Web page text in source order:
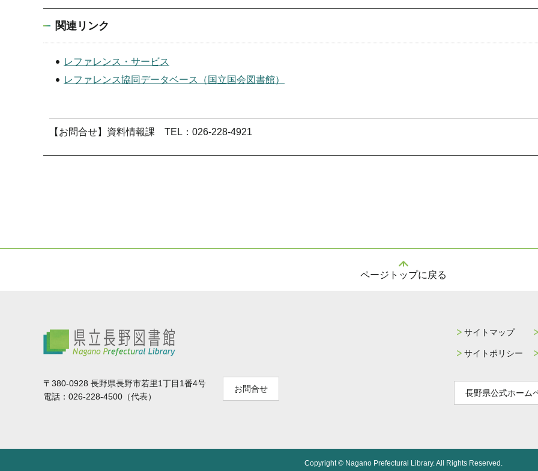
関連リンク
レファレンス・サービス
レファレンス協同データベース（国立国会図書館）
【お問合せ】資料情報課 TEL：026-228-4921
ページトップに戻る
県立長野図書館
〒380-0928 長野県長野市若里1丁目1番4号
電話：026-228-4500（代表）
お問合せ
サイトマップ
サイトポリシー
長野県公式ホーム
Copyright © Nagano Prefectural Library. All Rights Reserved.